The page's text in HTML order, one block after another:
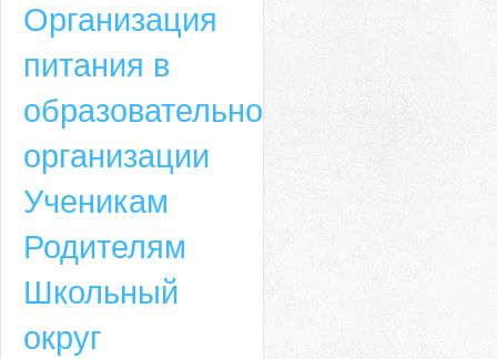
Организация
питания в
образовательной
организации
Ученикам
Родителям
Школьный
округ